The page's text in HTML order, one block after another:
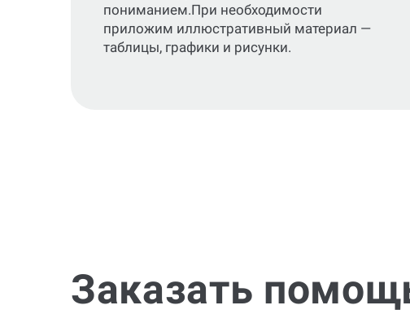
пониманием.При необходимости
приложим иллюстративный материал —
таблицы, графики и рисунки.
Заказать